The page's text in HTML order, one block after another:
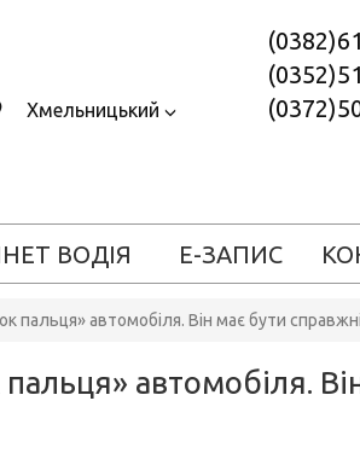
Хмельницький
ВОДІЯ Е-ЗАПИС
пальця» автомобіля. Він має бути
автомобіля.